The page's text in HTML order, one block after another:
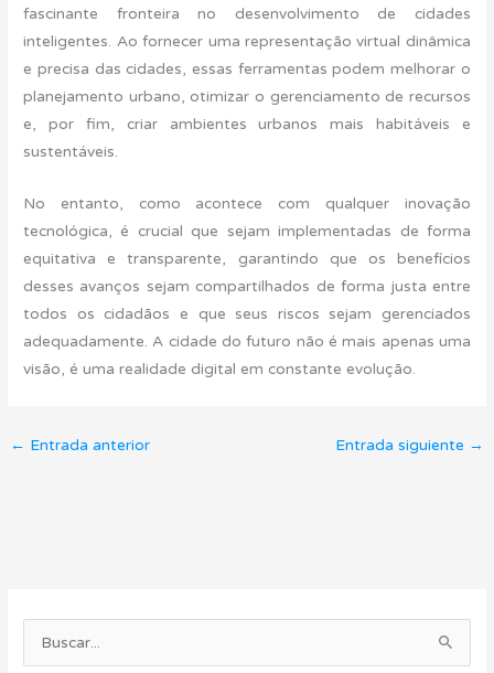
fascinante fronteira no desenvolvimento de cidades
inteligentes. Ao fornecer uma representação virtual dinâmica
e precisa das cidades, essas ferramentas podem melhorar o
planejamento urbano, otimizar o gerenciamento de recursos
e, por fim, criar ambientes urbanos mais habitáveis e
sustentáveis.
No entanto, como acontece com qualquer inovação
tecnológica, é crucial que sejam implementadas de forma
equitativa e transparente, garantindo que os benefícios
desses avanços sejam compartilhados de forma justa entre
todos os cidadãos e que seus riscos sejam gerenciados
adequadamente. A cidade do futuro não é mais apenas uma
visão, é uma realidade digital em constante evolução.
← Entrada anterior Entrada siguiente →
t
c